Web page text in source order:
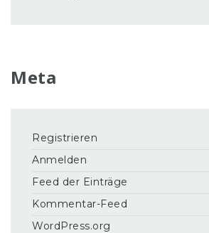
Meta
Registrieren
Anmelden
Feed der Einträge
Kommentar-Feed
WordPress.org